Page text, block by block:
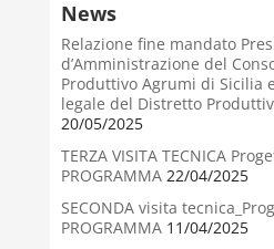
News
Relazione fine mandato
d’Amministrazione del
Produttivo Agrumi di Sicilia
legale del Distretto
20/05/2025
TERZA VISITA TECNICA
PROGRAMMA22/04/2025
SECONDA visita
PROGRAMMA11/04/2025